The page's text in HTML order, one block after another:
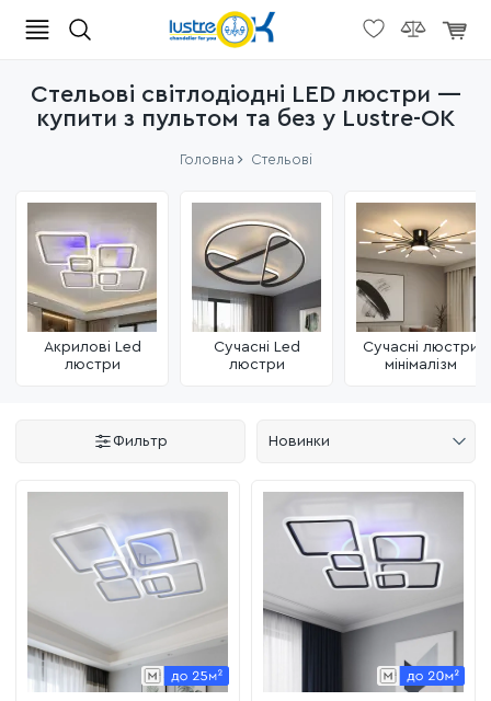
Стельові світлодіодні LED люстри —
купити з пультом та без у Lustre-OK
Головна Стельові
Акрилові Led
люстри
Сучасні Led
люстри
Сучасні люстри
мінімалізм
Фильтр Новинки